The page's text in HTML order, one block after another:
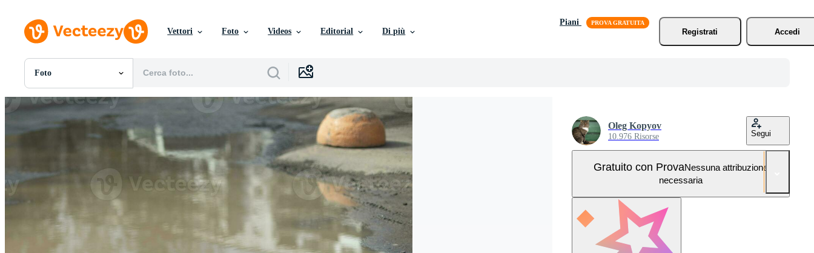
Vettori Foto Videos Editorial Di più
Piani
Registrati
Accedi
Foto
Tutte Immagini
Foto
PSDs
Videos
Motion graphics
Immagini Editoriali
Oleg Kopyov
10.976 Risorse Segui
Gratuito con ProvaNessuna attribuzione
necessaria